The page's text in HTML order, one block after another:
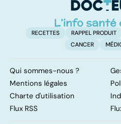
RECETTES RAPPEL PRODUIT
CANCER
Qui sommes-nous ?
Mentions légales
Charte d'utilisation
Flux RSS